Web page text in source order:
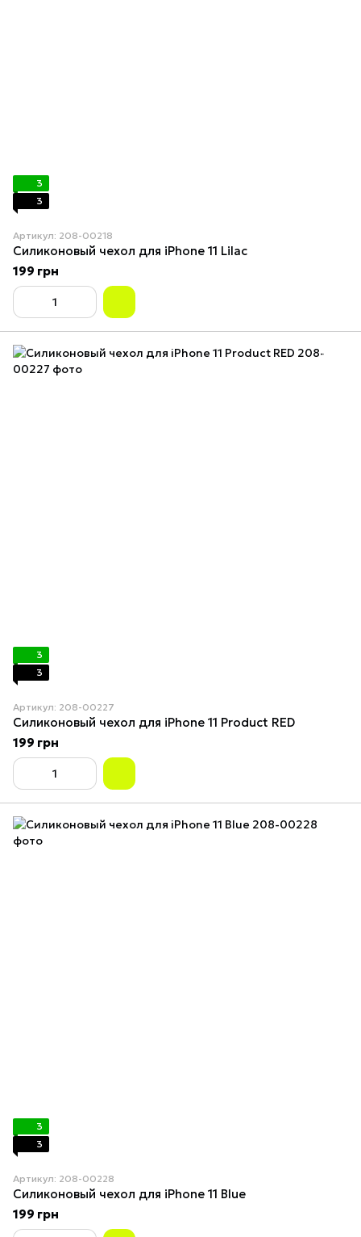
3
3
Артикул: 208-00218
Силиконовый чехол для iPhone 11 Lilac
199 грн
3
3
Артикул: 208-00227
Силиконовый чехол для iPhone 11 Product RED
199 грн
3
3
Артикул: 208-00228
Силиконовый чехол для iPhone 11 Blue
199 грн